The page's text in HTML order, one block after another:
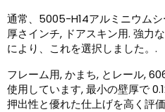
通常、5005-H14アルミニウム
厚さインチ, ドアスキン用. 強力
により、これを選択しました。.
フレーム用, かまち, とレール,
使用しています, 最小の壁厚で
押出性と優れた仕上げを高く評